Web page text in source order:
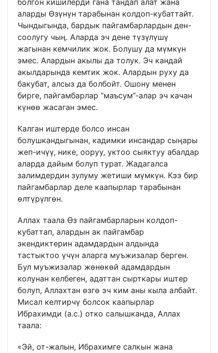
болгон кишилерди гана тандап алат жана
аларды Өзүнүн тарабынан колдоп-кубаттайт.
Чындыгында, бардык пайгамбарлардын ден-
соолугу чың. Аларда эч дене түзүлүшү
жагынан кемчилик жок. Болушу да мүмкүн
эмес. Алардын акылы да толук. Эч кандай
акылдарында кемтик жок. Алардын руху да
бакубат, алсыз да болбойт. Ошону менен
бирге, пайгамбарлар “маъсум”-алар эч качан
күнөө жасаган эмес.
Калган иштерде болсо инсан
болушкандыгынан, кадимки инсандар сыңары
жеп-ичүү, нике, ооруу, уктоо сыяктуу абалдар
аларда дайым болуп турат. Жадагалса
залимдердин зулуму жетиши мүмкүн. Кээ бир
пайгамбарлар деле каапырлар тарабынан
өлтүрүлгөн.
Аллах таала Өз пайгамбарларын колдоп-
кубаттап, алардын ак пайгамбар
экендиктерин адамдардын алдында
тастыктоо үчүн аларга муъжизалар берген.
Бул муъжизалар жөнөкөй адамдардын
колунан келбеген, адаттан сырткары иштер
болуп, Аллахтан өзгө эч ким аны кыла албайт.
Мисал келтирчү болсок каапырлар
Ибрахимди (а.с.) отко салышканда, Аллах
таала:
«Эй, от-жалын, Ибрахимге салкын жана